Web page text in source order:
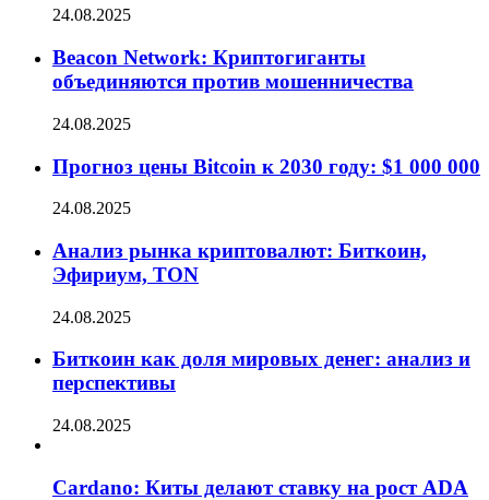
24.08.2025
Beacon Network: Криптогиганты
объединяются против мошенничества
24.08.2025
Прогноз цены Bitcoin к 2030 году: $1 000 000
24.08.2025
Анализ рынка криптовалют: Биткоин,
Эфириум, TON
24.08.2025
Биткоин как доля мировых денег: анализ и
перспективы
24.08.2025
Cardano: Киты делают ставку на рост ADA